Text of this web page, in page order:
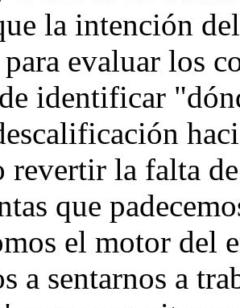
la intención
evaluar los
identificar
revertir la falta
que
el motor del
a sentarnos a